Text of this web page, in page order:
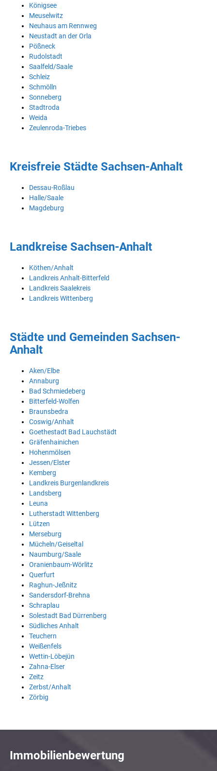
Königsee
Meuselwitz
Neuhaus am Rennweg
Neustadt an der Orla
Pößneck
Rudolstadt
Saalfeld/Saale
Schleiz
Schmölln
Sonneberg
Stadtroda
Weida
Zeulenroda-Triebes
Kreisfreie Städte Sachsen-Anhalt
Dessau-Roßlau
Halle/Saale
Magdeburg
Landkreise Sachsen-Anhalt
Köthen/Anhalt
Landkreis Anhalt-Bitterfeld
Landkreis Saalekreis
Landkreis Wittenberg
Städte und Gemeinden Sachsen-
Anhalt
Aken/Elbe
Annaburg
Bad Schmiedeberg
Bitterfeld-Wolfen
Braunsbedra
Coswig/Anhalt
Goethestadt Bad Lauchstädt
Gräfenhainichen
Hohenmölsen
Jessen/Elster
Kemberg
Landkreis Burgenlandkreis
Landsberg
Leuna
Lutherstadt Wittenberg
Lützen
Merseburg
Mücheln/Geiseltal
Naumburg/Saale
Oranienbaum-Wörlitz
Querfurt
Raghun-Jeßnitz
Sandersdorf-Brehna
Schraplau
Solestadt Bad Dürrenberg
Südliches Anhalt
Teuchern
Weißenfels
Wettin-Löbejün
Zahna-Elser
Zeitz
Zerbst/Anhalt
Zörbig
Immobilienbewertung